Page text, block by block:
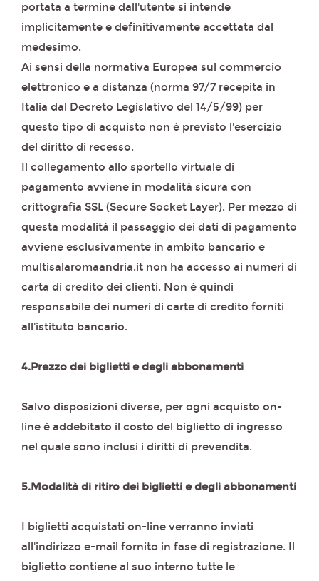
portata a termine dall'utente si intende
implicitamente e definitivamente accettata dal
medesimo.
Ai sensi della normativa Europea sul commercio
elettronico e a distanza (norma 97/7 recepita in
Italia dal Decreto Legislativo del 14/5/99) per
questo tipo di acquisto non è previsto l'esercizio
del diritto di recesso.
Il collegamento allo sportello virtuale di
pagamento avviene in modalità sicura con
crittografia SSL (Secure Socket Layer). Per mezzo di
questa modalità il passaggio dei dati di pagamento
avviene esclusivamente in ambito bancario e
multisalaromaandria.it non ha accesso ai numeri di
carta di credito dei clienti. Non è quindi
responsabile dei numeri di carte di credito forniti
all'istituto bancario.
4.Prezzo dei biglietti e degli abbonamenti
Salvo disposizioni diverse, per ogni acquisto on-
line è addebitato il costo del biglietto di ingresso
nel quale sono inclusi i diritti di prevendita.
5.Modalità di ritiro dei biglietti e degli abbonamenti
I biglietti acquistati on-line verranno inviati
all'indirizzo e-mail fornito in fase di registrazione. Il
biglietto contiene al suo interno tutte le